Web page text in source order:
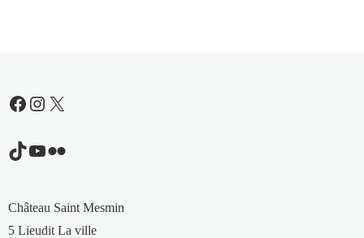
Facebook
Instagram
X
TikTok
YouTube
Flickr
Château Saint Mesmin
5 Lieudit La ville